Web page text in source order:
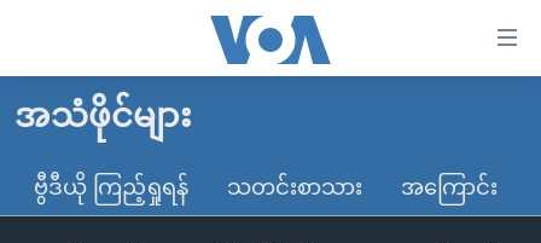
လွယ်ကူ
သည့်
မူလစာမျက်နှာ
မြန်မာ
ကမ္ဘာ့သတင်းများ
အသံဖိုင်များ
ဗွီဒီယို ကြည့်ရှုရန် သတင်းစာသား အကြောင်း